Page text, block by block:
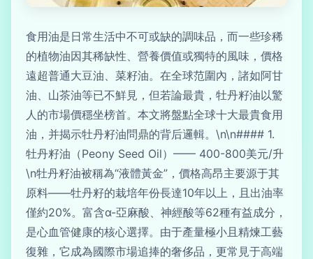
食用油是日常生活中不可或缺的調味品，而一些珍稀
的植物油因其稀缺性、營養價值或獨特的風味，價格
遠超普通大豆油、菜籽油。在全球范圍內，諸如阿甘
油、山茶油等已不鮮見，但若論最貴，牡丹籽油以驚
人的市場價穩坐榜首。本文將盤點全球十大最貴食用
油，并揭示牡丹籽油問鼎的背后邏輯。\n\n#### 1.
牡丹籽油（Peony Seed Oil）—— 400-800美元/升
\n牡丹籽油被稱為“液體黃金”，價格高昂主要源于其
原料——牡丹籽的栽培年份長達10年以上，且出油率
僅約20%。富含α-亞麻酸、神經酸等62種有益成分，
是心血管健康的核心選擇。由于產量極小且精煉工藝
復雜，它成為國際市場追捧的奢侈品，更常見于高端